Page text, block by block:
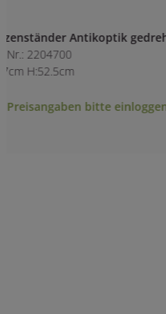
Windlicht Katzenmotiv
Art.-Nr.: 2325300
L:10cm B:10cm H:9cm
Für Preisangaben bitte